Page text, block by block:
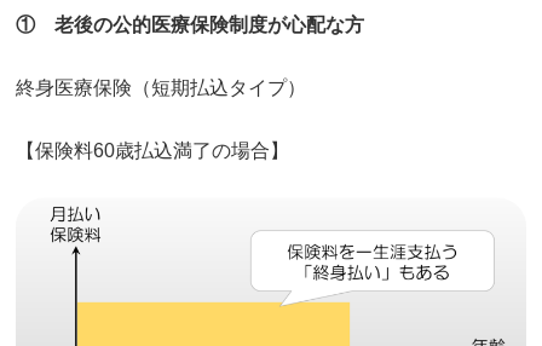
① 老後の公的医療保険制度が心配な方
終身医療保険（短期払込タイプ）
【保険料60歳払込満了の場合】